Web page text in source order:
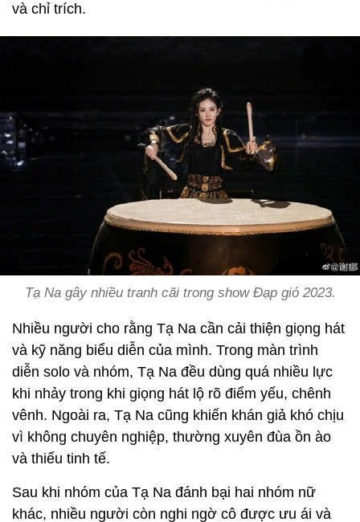
và chỉ trích.
Tạ Na gây nhiều tranh cãi trong show Đạp gió 2023.
Nhiều người cho rằng Tạ Na cần cải thiện giọng hát
và kỹ năng biểu diễn của mình. Trong màn trình
diễn solo và nhóm, Tạ Na đều dùng quá nhiều lực
khi nhảy trong khi giọng hát lộ rõ điểm yếu, chênh
vênh. Ngoài ra, Tạ Na cũng khiến khán giả khó chịu
vì không chuyên nghiệp, thường xuyên đùa ồn ào
và thiếu tinh tế.
Sau khi nhóm của Tạ Na đánh bại hai nhóm nữ
khác, nhiều người còn nghi ngờ cô được ưu ái và